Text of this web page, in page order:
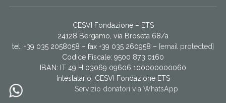
CESVI Fondazione – ETS
24128 Bergamo, via Broseta 68/a
tel. +39 035 2058058 – fax +39 035 260958 – [email protected]
Codice Fiscale: 9500 873 0160
IBAN: IT 49 H 03069 09606 100000000060
Intestatario: CESVI Fondazione ETS
Servizio donatori via WhatsApp